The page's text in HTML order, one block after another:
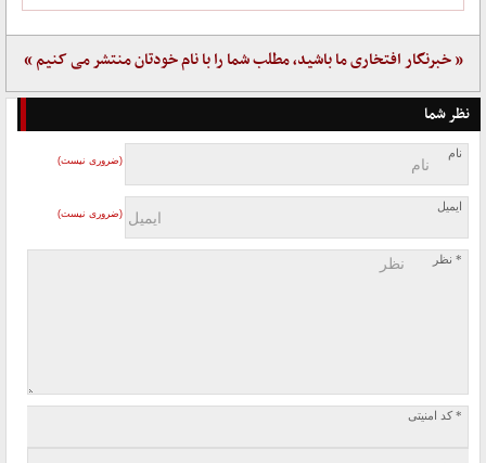
« خبرنگار افتخاری ما باشید، مطلب شما را با نام خودتان منتشر می کنیم »
نظر شما
نام
(ضروری نیست)
ایمیل
(ضروری نیست)
* نظر
* کد امنیتی